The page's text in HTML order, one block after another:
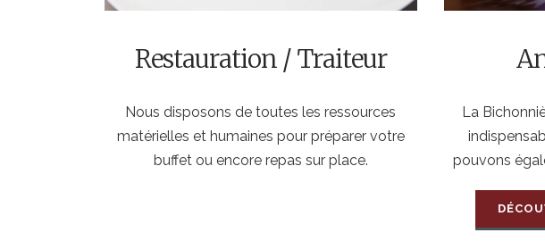
Restauration / Traiteur
Nous disposons de toutes les ressources
matérielles et humaines pour préparer votre
buffet ou encore repas sur place.
La
pouvons